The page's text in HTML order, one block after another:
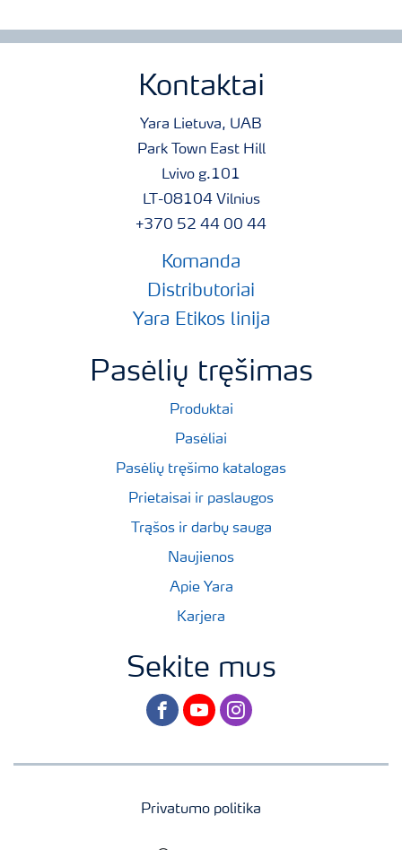
Kontaktai
Yara Lietuva, UAB
Park Town East Hill
Lvivo g.101
LT-08104 Vilnius
+370 52 44 00 44
Komanda
Distributoriai
Yara Etikos linija
Pasėlių tręšimas
Produktai
Pasėliai
Pasėlių tręšimo katalogas
Prietaisai ir paslaugos
Trąšos ir darbų sauga
Naujienos
Apie Yara
Karjera
Sekite mus
facebookyoutubeinstagram
Privatumo politika